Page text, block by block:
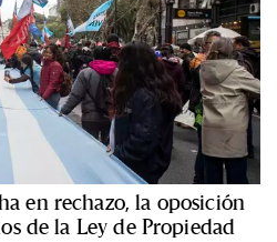
en rechazo, la oposición
de la Ley de Propiedad